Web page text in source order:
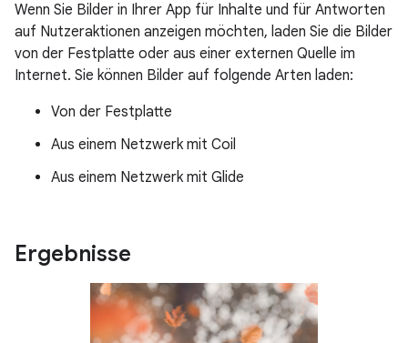
Wenn Sie Bilder in Ihrer App für Inhalte und für Antworten
auf Nutzeraktionen anzeigen möchten, laden Sie die Bilder
von der Festplatte oder aus einer externen Quelle im
Internet. Sie können Bilder auf folgende Arten laden:
Von der Festplatte
Aus einem Netzwerk mit Coil
Aus einem Netzwerk mit Glide
Ergebnisse